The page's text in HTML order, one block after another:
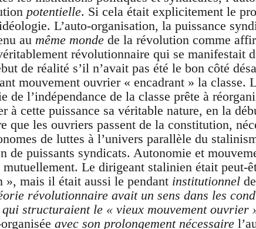
potentielle. Si cela était explicitement le
L’auto-organisation, la puissance
au même mondede la révolution comme
révolutionnaire qui se manifestait
de réalité s’il n’avait pas été le bon côté
mouvement ouvrier « encadrant » la classe.
l’indépendance de la classe prête à
à cette puissance sa véritable nature, en la
que les ouvriers passent de la constitution,
de luttes à l’univers parallèle du
de puissants syndicats. Autonomie et
Le dirigeant stalinien était peut-
mais il était aussi le pendant institutionnelde
révolutionnaire avait un sens dans les
structuraient le « vieux mouvement ouvrier
avec son prolongement nécessaire